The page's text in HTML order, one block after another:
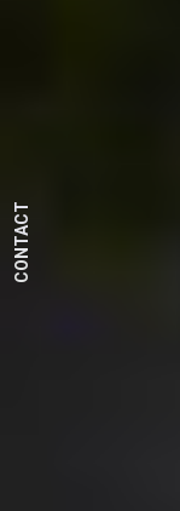
CONTACT